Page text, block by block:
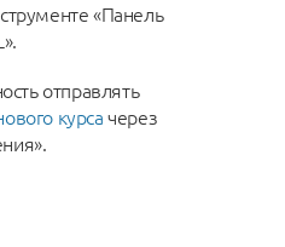
«Панель
отправлять
курсачерез